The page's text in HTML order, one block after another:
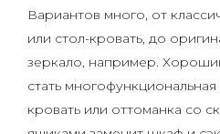
Вариантов много, от
или стол-кровать, до
зеркало, например.
стать
кровать или оттоманка со